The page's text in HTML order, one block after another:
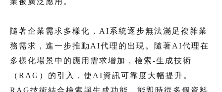
隨著企業需求多樣化，AI系統逐步無法滿足複雜業
務需求，進一步推動AI代理的出現。隨著AI代理在
多樣化場景中的應用需求增加，檢索-生成技術
（RAG）的引入，使AI資訊可靠度大幅提升。
RAG技術結合檢索與生成功能，能即時從多個資料